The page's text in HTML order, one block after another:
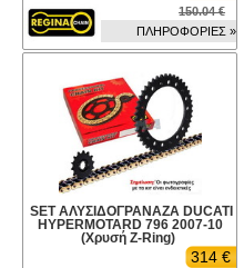
150.04 €
ΠΛΗΡΟΦΟΡΙΕΣ »
SET ΑΛΥΣΙΔΟΓΡΑΝΑΖΑ DUCATI
HYPERMOTARD 796 2007-10
(Χρυσή Z-Ring)
314 €